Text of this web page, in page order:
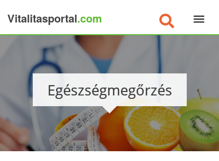
Vitalitasportal.com
Egészségmegőrzés
×